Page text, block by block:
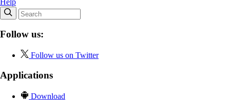
Follow us:
Follow us on Twitter
Applications
Download